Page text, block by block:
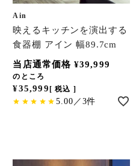
Ain
映えるキッチンを演出する
食器棚 アイン 幅89.7cm
当店通常価格 ¥39,999
のところ
¥35,999 税込
5.00／3件